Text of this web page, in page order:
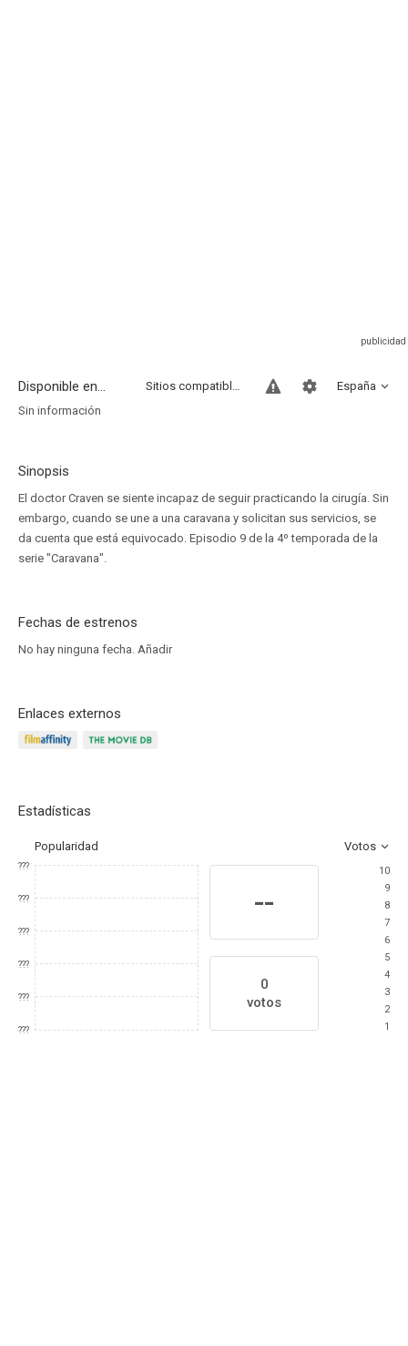
Disponible en... España
Sitios compatibles
Sin información
Sinopsis
El doctor Craven se siente incapaz de seguir practicando la cirugía. Sin
embargo, cuando se une a una caravana y solicitan sus servicios, se
da cuenta que está equivocado. Episodio 9 de la 4º temporada de la
serie "Caravana".
Fechas de estrenos
No hay ninguna fecha. Añadir
Enlaces externos
Estadísticas
Popularidad Votos
???
???
???
???
???
???
--
0
votos
10
9
8
7
6
5
4
3
2
1